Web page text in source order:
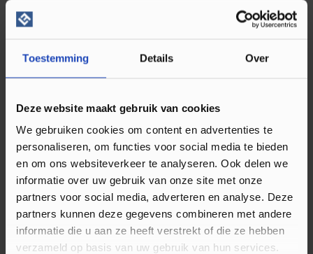
Toestemming Details Over
Deze website maakt gebruik van cookies
We gebruiken cookies om content en advertenties te
personaliseren, om functies voor social media te bieden
en om ons websiteverkeer te analyseren. Ook delen we
informatie over uw gebruik van onze site met onze
partners voor social media, adverteren en analyse. Deze
partners kunnen deze gegevens combineren met andere
informatie die u aan ze heeft verstrekt of die ze hebben
verzameld op basis van uw gebruik van hun services.
Soort plint
Omschrijving Plakplint Vulcaan Eiken
Plakplinten gebruikt u bij de afwerking van uw klik PVC en
of laminaat vloer. Deze type vloeren hebben namelijk
werkingsruimte nodig en leg je dus niet strak tegen de muur
of kozijnen. Deze ruimte kun je dan ook perfect afwerken
met een plakplint in bijpassende kleur van de vloer. Ze zijn
dus onmisbaar bij een nieuwe vloer.
Naast dat het zorgt
voor een strakke uitstraling, Luxury Floors heeft veel kleuren